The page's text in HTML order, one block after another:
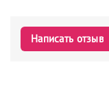
Написать отзыв